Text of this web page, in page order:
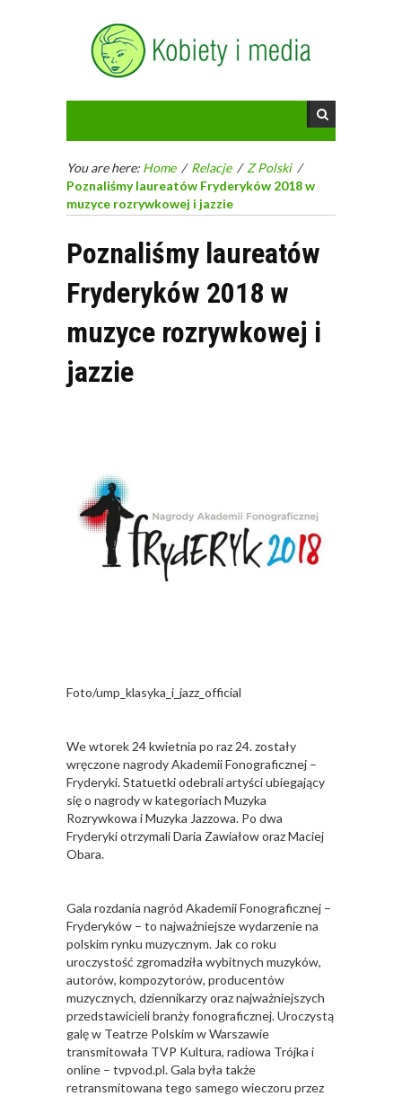
You are here: Home / Relacje / Z Polski /
Poznaliśmy laureatów Fryderyków 2018 w
muzyce rozrywkowej i jazzie
Poznaliśmy laureatów
Fryderyków 2018 w
muzyce rozrywkowej i
jazzie
Foto/ump_klasyka_i_jazz_official
We wtorek 24 kwietnia po raz 24. zostały
wręczone nagrody Akademii Fonograficznej –
Fryderyki. Statuetki odebrali artyści ubiegający
się o nagrody w kategoriach Muzyka
Rozrywkowa i Muzyka Jazzowa. Po dwa
Fryderyki otrzymali Daria Zawiałow oraz Maciej
Obara.
Gala rozdania nagród Akademii Fonograficznej –
Fryderyków – to najważniejsze wydarzenie na
polskim rynku muzycznym. Jak co roku
uroczystość zgromadziła wybitnych muzyków,
autorów, kompozytorów, producentów
muzycznych, dziennikarzy oraz najważniejszych
przedstawicieli branży fonograficznej. Uroczystą
galę w Teatrze Polskim w Warszawie
transmitowała TVP Kultura, radiowa Trójka i
online – tvpvod.pl. Gala była także
retransmitowana tego samego wieczoru przez